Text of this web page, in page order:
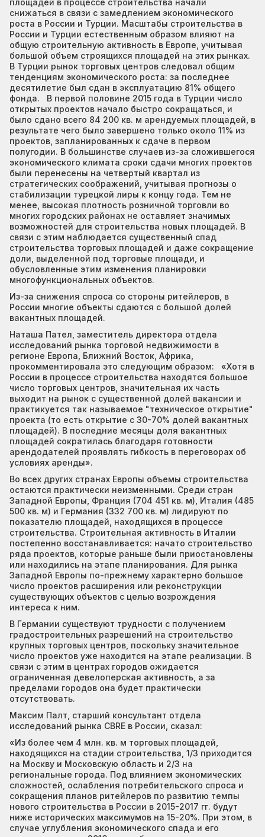
площадей в процессе строительства начали
снижаться в связи с замедлением экономического
роста в России и Турции. Масштабы строительства в
России и Турции естественным образом влияют на
общую строительную активность в Европе, учитывая
большой объем строящихся площадей на этих рынках.
В Турции рынок торговых центров следовал общим
тенденциям экономического роста: за последнее
десятилетие был сдан в эксплуатацию 81% общего
фонда. В первой половине 2015 года в Турции число
открытых проектов начало быстро сокращаться, и
было сдано всего 84 200 кв. м арендуемых площадей, в
результате чего было завершено только около 11% из
проектов, запланированных к сдаче в первом
полугодии. В большинстве случаев из-за сложившегося
экономического климата сроки сдачи многих проектов
были перенесены на четвертый квартал из
стратегических соображений, учитывая прогнозы о
стабилизации турецкой лиры к концу года. Тем не
менее, высокая плотность розничной торговли во
многих городских районах не оставляет значимых
возможностей для строительства новых площадей. В
связи с этим наблюдается существенный спад
строительства торговых площадей и даже сокращение
доли, выделенной под торговые площади, и
обусловленные этим изменения планировки
многофункциональных объектов.
Из-за снижения спроса со стороны ритейлеров, в
России многие объекты сдаются с большой долей
вакантных площадей.
Наташа Пател, заместитель директора отдела
исследований рынка торговой недвижимости в
регионе Европа, Ближний Восток, Африка,
прокомментировала это следующим образом: «Хотя в
России в процессе строительства находятся большое
число торговых центров, значительная их часть
выходит на рынок с существенной долей вакансии и
практикуется так называемое "техническое открытие"
проекта (то есть открытие с 30-70% долей вакантных
площадей). В последние месяцы доля вакантных
площадей сократилась благодаря готовности
арендодателей проявлять гибкость в переговорах об
условиях аренды».
Во всех других странах Европы объемы строительства
остаются практически неизменными. Среди стран
Западной Европы, Франция (704 451 кв. м), Италия (485
500 кв. м) и Германия (332 700 кв. м) лидируют по
показателю площадей, находящихся в процессе
строительства. Строительная активность в Италии
постепенно восстанавливается: начато строительство
ряда проектов, которые раньше были приостановлены
или находились на этапе планирования. Для рынка
Западной Европы по-прежнему характерно большое
число проектов расширения или реконструкции
существующих объектов с целью возрождения
интереса к ним.
В Германии существуют трудности с получением
градостроительных разрешений на строительство
крупных торговых центров, поскольку значительное
число проектов уже находится на этапе реализации. В
связи с этим в центрах городов ожидается
ограниченная девелоперская активность, а за
пределами городов она будет практически
отсутствовать.
Максим Палт, старший консультант отдела
исследований рынка CBRE в России, сказал:
«Из более чем 4 млн. кв. м торговых площадей,
находящихся на стадии строительства, 1/3 приходится
на Москву и Московскую область и 2/3 на
региональные города. Под влиянием экономических
сложностей, ослабления потребительского спроса и
сокращения планов ритейлеров по развитию темпы
нового строительства в России в 2015-2017 гг. будут
ниже исторических максимумов на 15-20%. При этом, в
случае углубления экономического спада и его